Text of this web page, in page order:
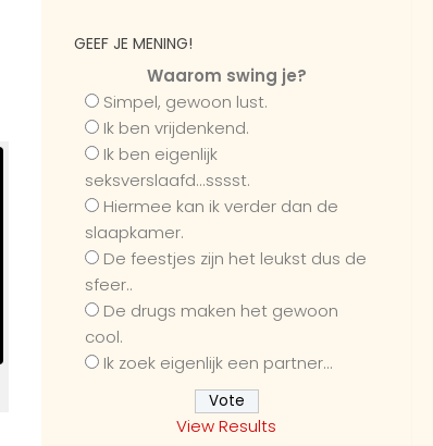
GEEF JE MENING!
Waarom swing je?
Simpel, gewoon lust.
Ik ben vrijdenkend.
Ik ben eigenlijk
seksverslaafd...sssst.
Hiermee kan ik verder dan de
slaapkamer.
De feestjes zijn het leukst dus de
sfeer..
De drugs maken het gewoon
cool.
Ik zoek eigenlijk een partner...
View Results